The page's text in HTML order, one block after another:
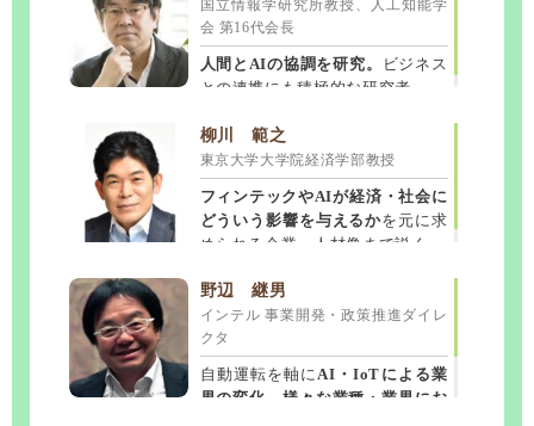
国立情報学研究所教授、人工知能学
会 第16代会長
人間とAIの協調を研究。
ビジネス
との連携にも積極的な研究者。
柳川 範之
東京大学大学院経済学部教授
フィンテックやAIが経済・社会に
どういう影響を与えるかを元に求
められる企業・人材像まで説く。
野辺 継男
インテル 事業開発・政策推進ダイレ
クタ
自動運転を軸に AI・IoTによる業
界の変化、様々な業種・業界にお
オレ流トーク解禁。講演でしか聴けな
いアノ話コノ話をぜひ。お話上手と評
判です。
シドニーオリンピック銅メダリスト
明るく気さくなお人柄、お話も上手で
大変好評 。五輪メダルを実際に見て頂
くなどサービス精神も旺盛。
お笑いコンビ
コントを折り込みテンポよく会場を巻
き込む笑いに溢れた講演。
ュニケーションのノウハウから⼈材育
成やモチベアップとしても優れもの。
経済の現況から今後の見通しまで、
説も含めてシンプルに筋道立てて解
説
。資料を用いたわかりやすい講演。
大阪芸術大学教授
スポーツジャーナリスト
和やかで惹き付ける語りに定評あり
マラソン解説・取材でご多忙ですがイ
チオシです。
サッカー解説者
テレビでの解説同様元気いっぱいの熱
い講演。
も多々あり笑いも多く、サッカーファ
ンのみならず経営者対象にもピッタ
2大テーマパークで人材育成を担当。
現場での経験を基にした エンターテイ
メント性あふれる唯一無二の講演。
ジャーナリスト
取材テーマは日露・米露関係、北方領
土問題、エネルギー、安全保障等。
NHK専門解説委員として ロシア関係の
解説 を行っている。
(株)GLITTER STAGE
代表取締役
元JAL客室乗務員
経験も持つ。 表情豊かで力強い語り、
問いかけも交えた講演が好評。